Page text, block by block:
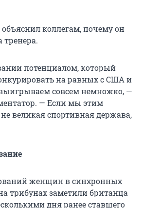
коллегам, почему он
тренера.
потенциалом, который
на равных с США и
совсем немножко, —
— Если мы этим
великая спортивная держава,
женщин в синхронных
трибунах заметили британца
дня ранее ставшего